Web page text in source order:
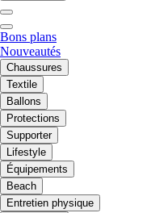
Bons plans
Nouveautés
Chaussures
Textile
Ballons
Protections
Supporter
Lifestyle
Équipements
Beach
Entretien physique